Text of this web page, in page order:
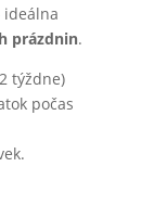
ideálna
prázdnin.
týždne)
počas